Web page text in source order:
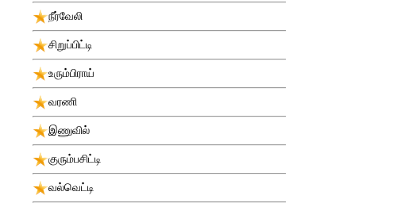
நீர்வேலி
சிறுப்பிட்டி
உரும்பிராய்
வரணி
இணுவில்
குரும்பசிட்டி
வல்வெட்டி